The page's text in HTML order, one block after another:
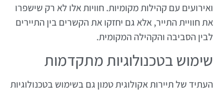
ואירועים עם קהילות מקומיות. חוויות אלו לא רק שישפרו
את חוויית התייר, אלא גם יחזקו את הקשרים בין התיירים
לבין הסביבה והקהילה המקומית.
שימוש בטכנולוגיות מתקדמות
העתיד של תיירות אקולוגית טמון גם בשימוש בטכנולוגיות